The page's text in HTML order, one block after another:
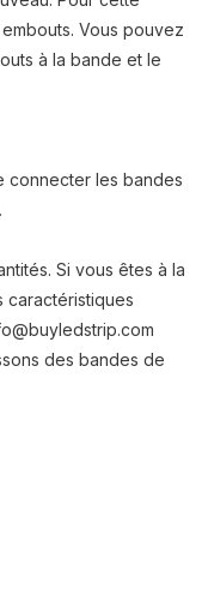
. Vous pouvez
à la bande et le
connecter les bandes
Si vous êtes à la
caractéristiques
des bandes de